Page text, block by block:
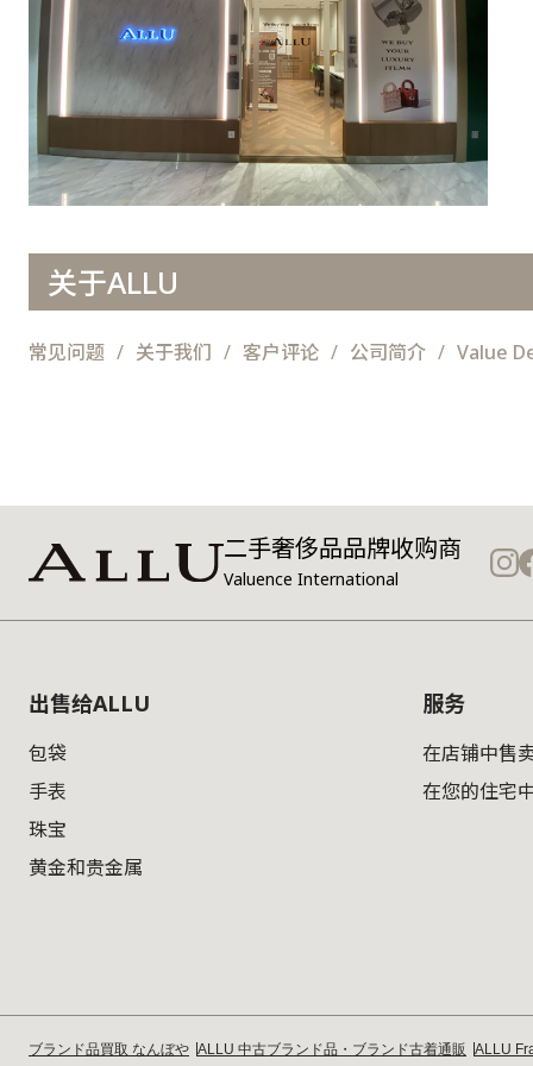
关于ALLU
常见问题 关于我们 客户评论 公司简介 Value
二手奢侈品品牌收购商
Valuence International
出售给ALLU
包袋
手表
珠宝
黄金和贵金属
服务
在店铺中售
在您的住宅
ブランド品買取 なんぼや ALLU 中古ブランド品・ブランド古着通販 ALLU